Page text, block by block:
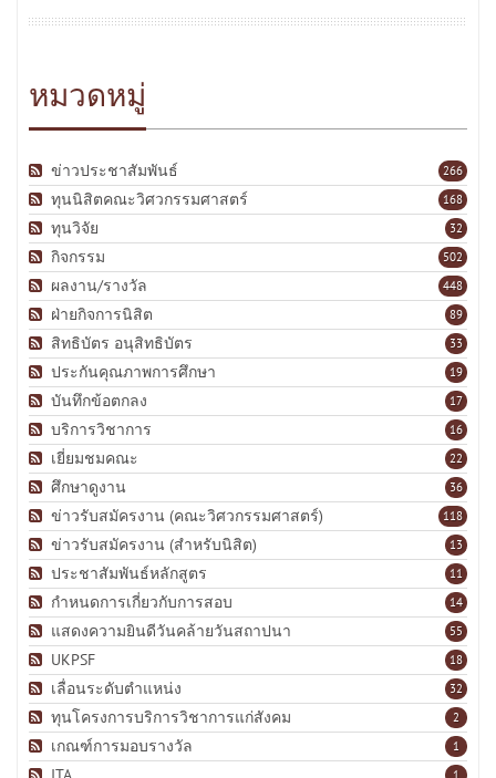
หมวดหมู่
266
ข่าวประชาสัมพันธ์
168
ทุนนิสิตคณะวิศวกรรมศาสตร์
32
ทุนวิจัย
502
กิจกรรม
448
ผลงาน/รางวัล
89
ฝ่ายกิจการนิสิต
33
สิทธิบัตร อนุสิทธิบัตร
19
ประกันคุณภาพการศึกษา
17
บันทึกข้อตกลง
16
บริการวิชาการ
22
เยี่ยมชมคณะ
36
ศึกษาดูงาน
118
ข่าวรับสมัครงาน (คณะวิศวกรรมศาสตร์)
13
ข่าวรับสมัครงาน (สำหรับนิสิต)
11
ประชาสัมพันธ์หลักสูตร
14
กำหนดการเกี่ยวกับการสอบ
55
แสดงความยินดีวันคล้ายวันสถาปนา
18
UKPSF
32
เลื่อนระดับตำแหน่ง
2
ทุนโครงการบริการวิชาการแก่สังคม
1
เกณฑ์การมอบรางวัล